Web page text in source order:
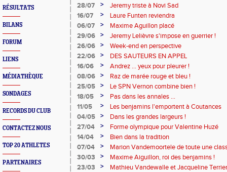
RÉSULTATS
BILANS
FORUM
LIENS
MÉDIATHÈQUE
SONDAGES
RECORDS DU CLUB
CONTACTEZ NOUS
TOP 20 ATHLETES
PARTENAIRES
28/07
>
Jeremy triste à Novi Sad
16/07
>
Laure Funten reviendra
06/07
>
Maxime Aguillon placé
29/06
>
Jeremy Lelièvre s'impose en guerrier !
26/06
>
Week-end en perspective
22/06
>
DES SAUTEURS EN APPEL
16/06
>
Andrez ... yeux pour pleurer !
08/06
>
Raz de marée rouge et bleu !
25/05
>
Le SPN Vernon combine bien !
18/05
>
Pas dans les annales ...
11/05
>
Les benjamins l'emportent à Coutances
04/05
>
Dans les grandes largeurs !
27/04
>
Forme olympique pour Valentine Huzé
14/04
>
Bien dans la tradition
07/04
>
Marion Vandemoortele de toute une
30/03
>
Maxime Aiguillon, roi des benjamins !
23/03
>
Mathieu Vandewalle et Jacqueline